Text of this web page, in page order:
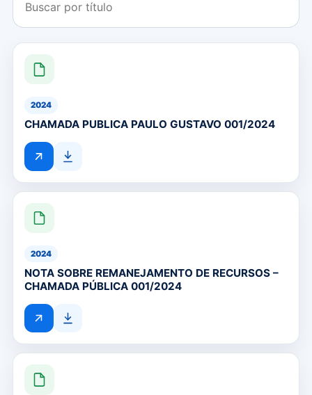
2024
CHAMADA PUBLICA PAULO GUSTAVO 001/2024
2024
NOTA SOBRE REMANEJAMENTO DE RECURSOS –
CHAMADA PÚBLICA 001/2024